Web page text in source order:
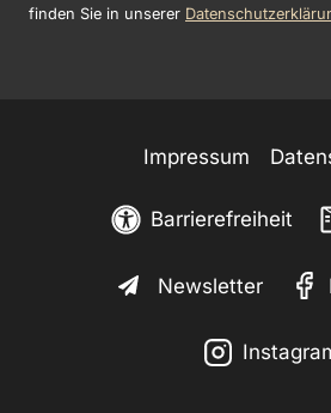
finden Sie in unserer
Impressum
Barrierefreiheit
Newsletter